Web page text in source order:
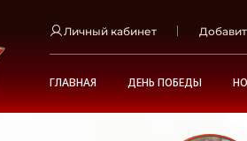
Личный кабинет
ГЛАВНАЯ ДЕНЬ ПОБЕДЫ